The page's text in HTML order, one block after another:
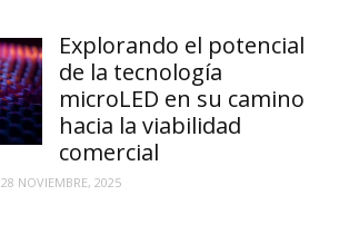
Explorando el potencial
de la tecnología
microLED en su camino
hacia la viabilidad
comercial
28 NOVIEMBRE, 2025